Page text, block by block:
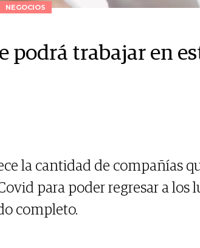
NEGOCIOS
podrá trabajar en
la cantidad de compañías
para poder regresar a los
completo.